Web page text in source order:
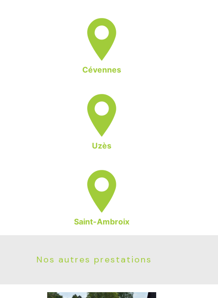
Cévennes
Uzès
Saint-Ambroix
Nos autres prestations